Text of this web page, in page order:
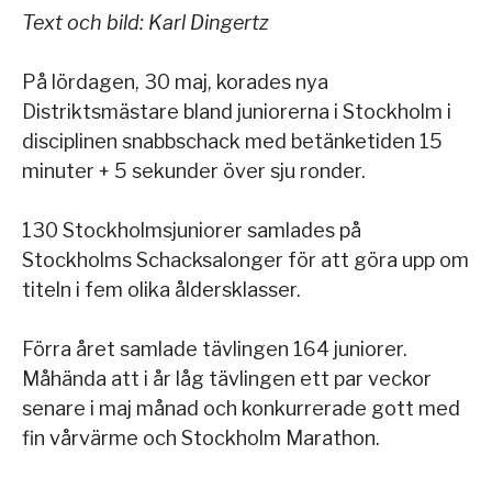
Text och bild: Karl Dingertz
På lördagen, 30 maj, korades nya
Distriktsmästare bland juniorerna i Stockholm i
disciplinen snabbschack med betänketiden 15
minuter + 5 sekunder över sju ronder.
130 Stockholmsjuniorer samlades på
Stockholms Schacksalonger för att göra upp om
titeln i fem olika åldersklasser.
Förra året samlade tävlingen 164 juniorer.
Måhända att i år låg tävlingen ett par veckor
senare i maj månad och konkurrerade gott med
fin vårvärme och Stockholm Marathon.